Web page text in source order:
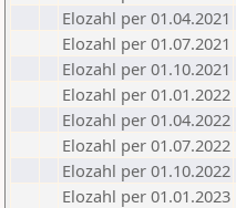
Elozahl per 01.04.2021
Elozahl per 01.07.2021
Elozahl per 01.10.2021
Elozahl per 01.01.2022
Elozahl per 01.04.2022
Elozahl per 01.07.2022
Elozahl per 01.10.2022
Elozahl per 01.01.2023